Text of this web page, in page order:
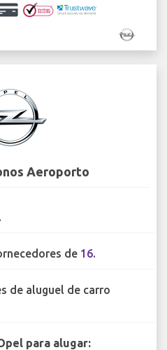
Aeroporto
.
de 16.
de aluguel de carro
para alugar: